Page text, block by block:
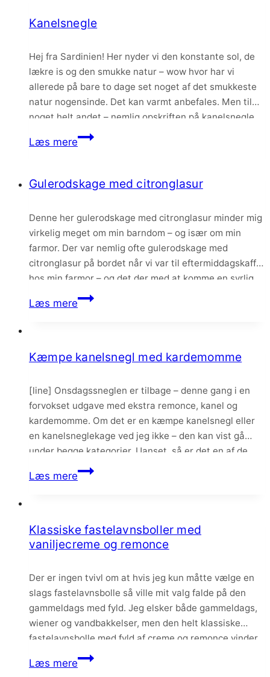
amarena
Kanelsnegle
Hej fra Sardinien! Her nyder vi den konstante sol, de
lækre is og den smukke natur – wow hvor har vi
allerede på bare to dage set noget af det smukkeste
natur nogensinde. Det kan varmt anbefales. Men til
noget helt andet – nemlig opskriften på kanelsnegle.
En klassiker som altid er et hit hos…
Læs mereKanelsnegle
Gulerodskage med citronglasur
Denne her gulerodskage med citronglasur minder mig
virkelig meget om min barndom – og især om min
farmor. Der var nemlig ofte gulerodskage med
citronglasur på bordet når vi var til eftermiddagskaffe
hos min farmor – og det der med at komme en syrlig
og frisk citronglasur på kagen i stedet for en frosting
er…
Læs mereGulerodskage
Kæmpe kanelsnegl med kardemomme
[line] Onsdagssneglen er tilbage – denne gang i en
forvokset udgave med ekstra remonce, kanel og
kardemomme. Om det er en kæmpe kanelsnegl eller
en kanelsneglekage ved jeg ikke – den kan vist gå
under begge kategorier. Uanset, så er det en af de
allerbedste kanelsnegle jeg nogensinde har bagt – og
smagt. Den er…
Læs mereKæmpe
Klassiske fastelavnsboller med
vaniljecreme og remonce
Der er ingen tvivl om at hvis jeg kun måtte vælge en
slags fastelavnsbolle så ville mit valg falde på den
gammeldags med fyld. Jeg elsker både gammeldags,
wiener og vandbakkelser, men den helt klassiske
fastelavnsbolle med fyld af creme og remonce vinder
altså mit kagehjerte. Og hvis du spørger mig skal der
både creme…
Læs mereKlassiske